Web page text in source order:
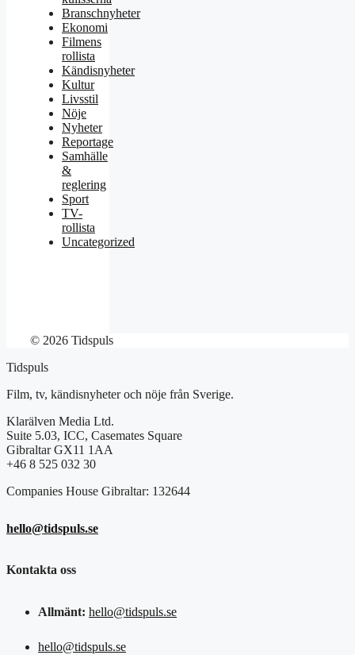
Branschnyheter
Ekonomi
Filmens
rollista
Kändisnyheter
Kultur
Livsstil
Nöje
Nyheter
Reportage
Samhälle
&
reglering
Sport
TV-
rollista
Uncategorized
© 2026 Tidspuls
Tidspuls
Film, tv, kändisnyheter och nöje från Sverige.
Klarälven Media Ltd.
Suite 5.03, ICC, Casemates Square
Gibraltar GX11 1AA
+46 8 525 032 30
Companies House Gibraltar: 132644
hello@tidspuls.se
Kontakta oss
Allmänt: hello@tidspuls.se
hello@tidspuls.se